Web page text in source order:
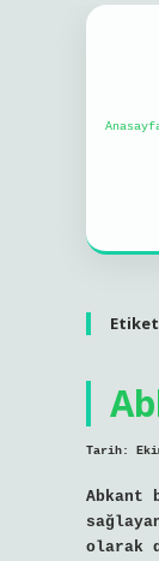
Tarih:
Abkant
olarak